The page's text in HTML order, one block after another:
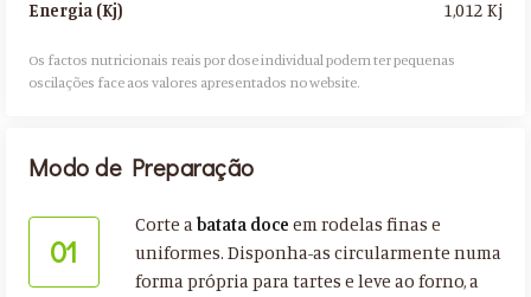
Energia (Kj) 1,012 Kj
Os factos nutricionais reais por dose individual podem ter pequenas
oscilações face aos valores apresentados no website.​
Modo de Preparação
01
Corte abatata doce em rodelas finas e
uniformes. Disponha-as circularmente numa
forma própria para tartes e leve ao forno, a